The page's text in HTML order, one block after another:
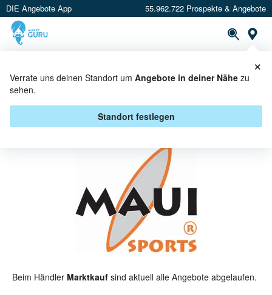
DIE Angebote App 55.962.722 Prospekte & Angebote
Verrate uns deinen Standort um Angebote in deiner Nähe zu
sehen.
Standort festlegen
×
MAUI BEI MARKTKAUF -
ANGEBOTE & AKTIONEN
Beim Händler Marktkauf sind aktuell alle Angebote abgelaufen.